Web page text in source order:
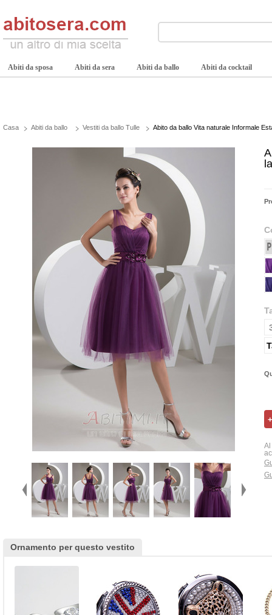
Abiti da sposa Abiti da sera Abiti da ballo Abiti da cocktail
Casa Abiti da ballo Vestiti da ballo Tulle Abito da ballo Vita naturale Informale
Al
Ornamento per questo vestito